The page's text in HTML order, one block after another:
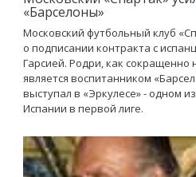
«Барселоны»
Московский футбольный клуб
о подписании контракта с
Гарсией. Родри, как сокращенно
является воспитанником
выступал в «Эркулесе» - одном
Испании в первой лиге.